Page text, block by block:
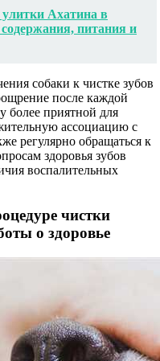
Ахатина в
питания и
собаки к чистке зубов
после каждой
более приятной для
ассоциацию с
регулярно обращаться к
здоровья зубов
воспалительных
чистки
о здоровье